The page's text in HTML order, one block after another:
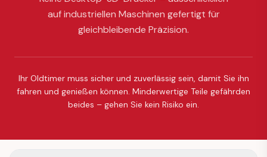
auf industriellen Maschinen gefertigt für
gleichbleibende Präzision.
Ihr Oldtimer muss sicher und zuverlässig sein, damit Sie ihn
fahren und genießen können. Minderwertige Teile gefährden
beides – gehen Sie kein Risiko ein.